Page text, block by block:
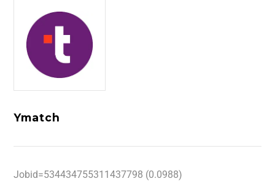
Ymatch
Jobid=534434755311437798 (0.0988)